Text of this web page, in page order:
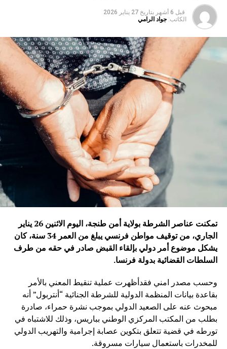
قبل 6 أشهر بتاريخ 27 يناير 2026
الكاتب: جواد الرامي
تمكنت عناصر الشرطة بولاية أمن طنجة، اليوم الاثنين 26 يناير
الجاري، من توقيف مواطن فرنسي يبلغ من العمر 34 سنة، كان
يشكل موضوع أمر دولي بإلقاء القبض صادر في حقه من طرف
السلطات القضائية بدولة فرنسا.
وحسب مصدر امني فقدأظهرت عملية تنقيط المعني بالأمر
بقاعدة بيانات المنظمة الدولية للشرطة الجنائية “أنتربول” أنه
مبحوث عنه على الصعيد الدولي بموجب نشرة حمراء، صادرة
بطلب من المكتب المركزي الوطني بباريس، وذلك للاشتباه في
تورطه في قضية تتعلق بتكوين عصابة إجرامية والتهريب الدولي
للمخدرات باستعمال سيارات مسروقة.